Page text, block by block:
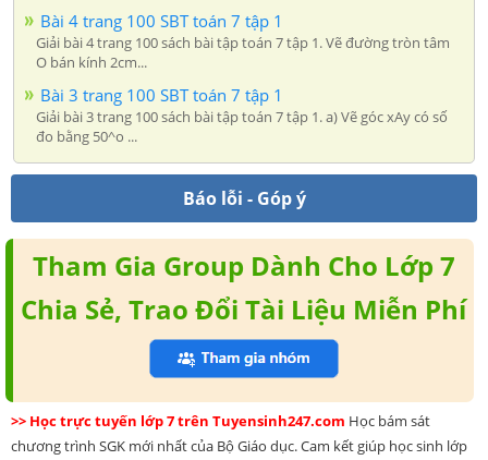
Bài 4 trang 100 SBT toán 7 tập 1
Giải bài 4 trang 100 sách bài tập toán 7 tập 1. Vẽ đường tròn tâm
O bán kính 2cm...
Bài 3 trang 100 SBT toán 7 tập 1
Giải bài 3 trang 100 sách bài tập toán 7 tập 1. a) Vẽ góc xAy có số
đo bằng 50^o ...
Báo lỗi - Góp ý
Tham Gia Group Dành Cho Lớp 7
Chia Sẻ, Trao Đổi Tài Liệu Miễn Phí
>> Học trực tuyến lớp 7 trên Tuyensinh247.com Học bám sát
chương trình SGK mới nhất của Bộ Giáo dục. Cam kết giúp học sinh lớp